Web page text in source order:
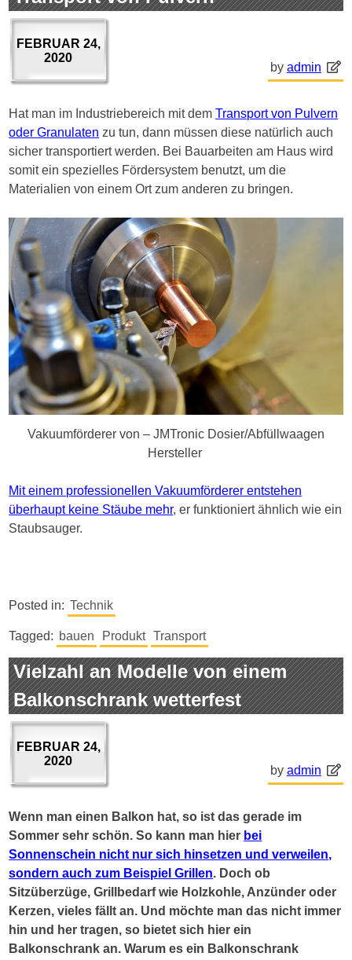
FEBRUAR 24,
2020
by admin
Hat man im Industriebereich mit demTransport von Pulvern
oder Granulaten zu tun, dann müssen diese natürlich auch
sicher transportiert werden. Bei Bauarbeiten am Haus wird
somit ein spezielles Fördersystem benutzt, um die
Materialien von einem Ort zum anderen zu bringen.
Vakuumförderer von – JMTronic Dosier/Abfüllwaagen
Hersteller
Mit einem professionellen Vakuumförderer entstehen
überhaupt keine Stäube mehr, er funktioniert ähnlich wie ein
Staubsauger.
Posted in: Technik
Tagged: bauen Produkt Transport
Vielzahl an Modelle von einem
Balkonschrank wetterfest
FEBRUAR 24,
2020
by admin
Wenn man einen Balkon hat, so ist das gerade im
Sommer sehr schön. So kann man hier bei
Sonnenschein nicht nur sich hinsetzen und verweilen,
sondern auch zum Beispiel Grillen. Doch ob
Sitzüberzüge, Grillbedarf wie Holzkohle, Anzünder oder
Kerzen, vieles fällt an. Und möchte man das nicht immer
hin und her tragen, so bietet sich hier ein
Balkonschrank an. Warum es ein Balkonschrank